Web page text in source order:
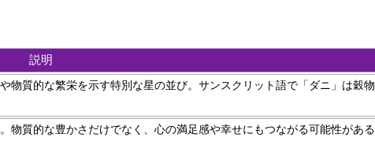
説明
物質的な繁栄を示す特別な星の並び。サンスクリット語で「ダニ」は穀物
物質的な豊かさだけでなく、心の満足感や幸せにもつながる可能性がある